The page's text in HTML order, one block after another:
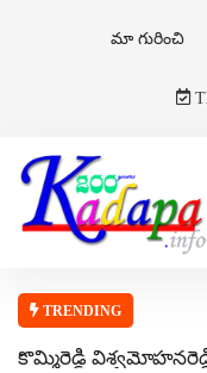
మా గురించి
TRENDING
కొమ్మిరెడ్డి